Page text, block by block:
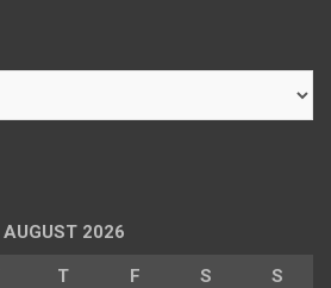
AUGUST 2026
T F S S